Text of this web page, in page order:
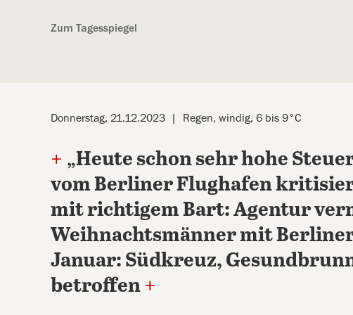
Zum Tagesspiegel
Donnerstag, 21.12.2023 Regen, windig, 6 bis 9°C
+ „Heute schon sehr hohe
vom Berliner Flughafen
mit richtigem Bart: Agentur
Weihnachtsmänner mit
Januar: Südkreuz,
betroffen +